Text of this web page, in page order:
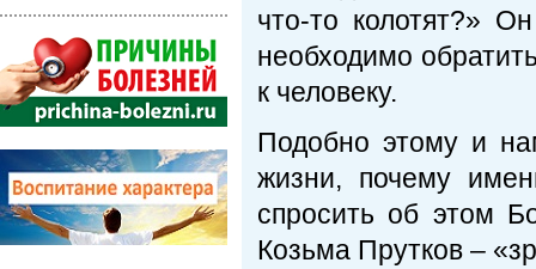
что-то колотят?»
необходимо
к человеку.
Подобно этому и
жизни, почему
спросить об этом
Козьма Прутков –